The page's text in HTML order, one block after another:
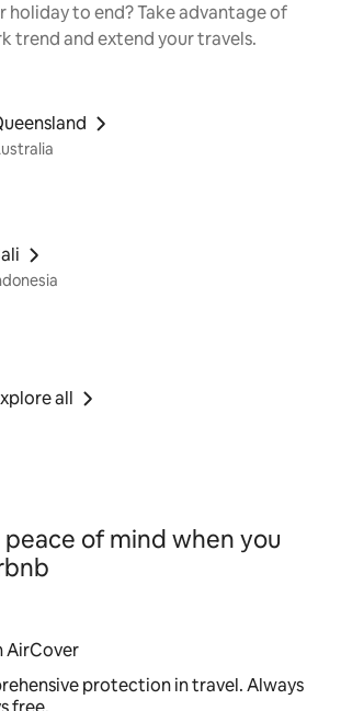
holiday to end? Take advantage of
trend and extend your travels.
all
of mind when you
AirCover
protection in travel. Always